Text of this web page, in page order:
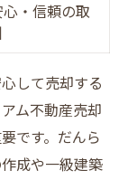
心・信頼の取
して売却する
ム不動産売却
です。だんら
成や一級建築